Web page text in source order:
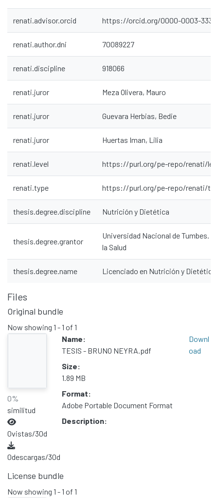
Statistics
Contacto
renati.advisor.orcid https://orcid.org/0000-0003-
renati.author.dni 70089227
renati.discipline 918066
renati.juror Meza Olivera, Mauro
renati.juror Guevara Herbias, Bedie
renati.juror Huertas Iman, Lilia
renati.level https://purl.org/pe-repo/renati/
renati.type https://purl.org/pe-repo/renati/
thesis.degree.discipline Nutrición y Dietética
thesis.degree.grantor
Universidad Nacional de Tumbes.
la Salud
thesis.degree.name Licenciado en Nutrición y Dietética
Files
Original bundle
Now showing 1 - 1 of 1
0%
similitud
0vistas/30d
0descargas/30d
Name:
TESIS - BRUNO NEYRA.pdf
Size:
1.89 MB
Format:
Adobe Portable Document Format
Description:
Downl
oad
License bundle
Now showing 1 - 1 of 1